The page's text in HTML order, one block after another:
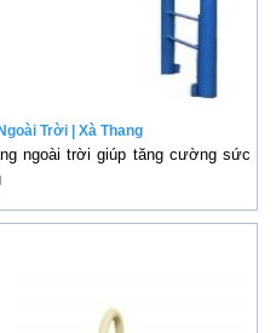
Trời | Xà Thang
ngoài trời giúp tăng cường sức